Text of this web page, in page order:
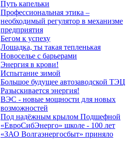
Путь капельки
Профессиональная этика –
необходимый регулятор в механизме
предприятия
Бегом к успеху
Лошадка, ты такая тепленькая
Новоселье с барьерами
Энергия в крови!
Испытание зимой
Большое будущее автозаводской ТЭЦ
Разыскивается энергия!
ВЭС - новые мощности для новых
возможностей
Под надёжным крылом Подшефной
«ЕвроСибЭнерго» школе - 100 лет
«ЗАО Волгаэнергосбыт» приняло